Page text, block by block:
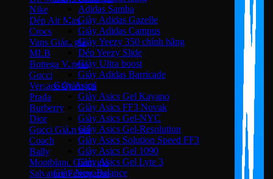
Nike
Dép Air Max
Crocs
Vans
MLB
Bottega Veneta
Gucci
Versace
Prada
Burberry
Dior
Gucci
Coach
Bally
Montblanc
Salvatore Ferragamo
Adidas Samba
Giày Adidas Gazelle
Giày Adidas Campus
Giày Yeezy 350 chính hãng
Dép Yeezy Slide
Giày Ultra boost
Giày Adidas Barricade
Giày Asics
Giày Asics Gel Kayano
Giày Asics FF3 Novak
Giày Asics Gel-NYC
Giày Asics Gel-Resolution
Giày Asics Solution Speed FF3
Giày Asics Gel 1090
Giày Asics Gel Lyte 3
Giày New Balance